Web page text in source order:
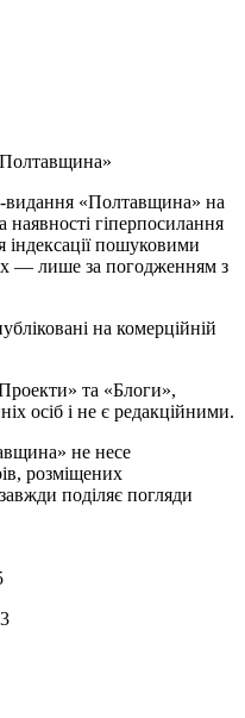
видання «Полтавщина» на
наявності гіперпосилання
індексації пошуковими
— лише за погодженням з
на комерційній
та «Блоги»,
осіб і не є редакційними.
не несе
розміщених
поділяє погляди